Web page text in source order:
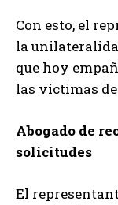
Con esto, el
la
que hoy
las víctimas
Abogado de
solicitudes
El